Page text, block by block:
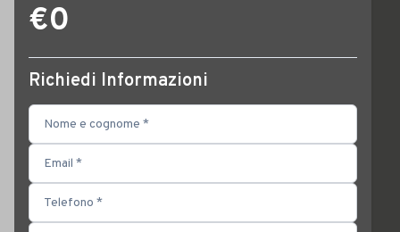
€0
Richiedi Informazioni